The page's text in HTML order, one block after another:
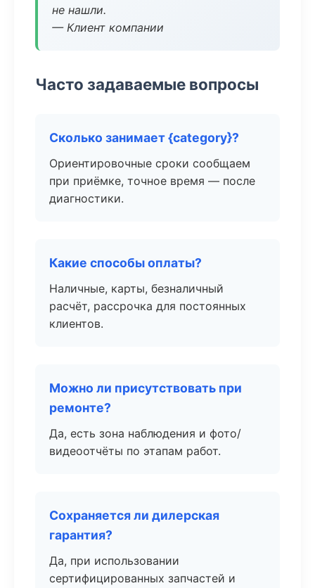
не нашли.
— Клиент компании
Часто задаваемые вопросы
Сколько занимает {category}?
Ориентировочные сроки сообщаем
при приёмке, точное время — после
диагностики.
Какие способы оплаты?
Наличные, карты, безналичный
расчёт, рассрочка для постоянных
клиентов.
Можно ли присутствовать при
ремонте?
Да, есть зона наблюдения и фото/
видеоотчёты по этапам работ.
Сохраняется ли дилерская
гарантия?
Да, при использовании
сертифицированных запчастей и